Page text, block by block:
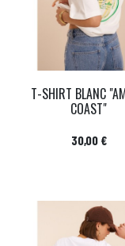
T-SHIRT BLANC
COAST"
Prix
30,00 €